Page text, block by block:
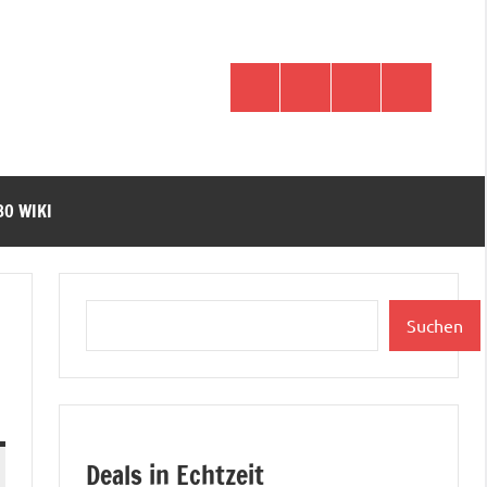
WIKI
Suchen
Deals in Echtzeit